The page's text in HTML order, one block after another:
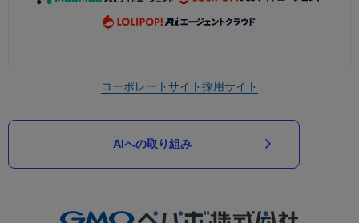
コーポレートサイト採用サイト
AIへの取り組み